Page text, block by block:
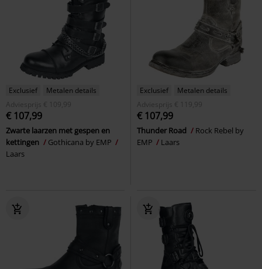
Exclusief
Metalen details
Adviesprijs
€ 109,99
€ 107,99
Zwarte laarzen met gespen en
kettingen
Gothicana by EMP
Laars
Exclusief
Metalen details
Adviesprijs
€ 119,99
€ 107,99
Thunder Road
Rock Rebel by
EMP
Laars